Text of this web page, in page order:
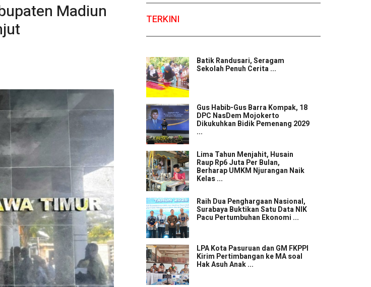
Madiun
TERKINI
Batik Randusari, Seragam
Sekolah Penuh Cerita ...
Gus Habib-Gus Barra Kompak, 18
DPC NasDem Mojokerto
Dikukuhkan Bidik Pemenang 2029
...
Lima Tahun Menjahit, Husain
Raup Rp6 Juta Per Bulan,
Berharap UMKM Njurangan Naik
Kelas ...
Raih Dua Penghargaan Nasional,
Surabaya Buktikan Satu Data NIK
Pacu Pertumbuhan Ekonomi ...
LPA Kota Pasuruan dan GM FKPPI
Kirim Pertimbangan ke MA soal
Hak Asuh Anak ...